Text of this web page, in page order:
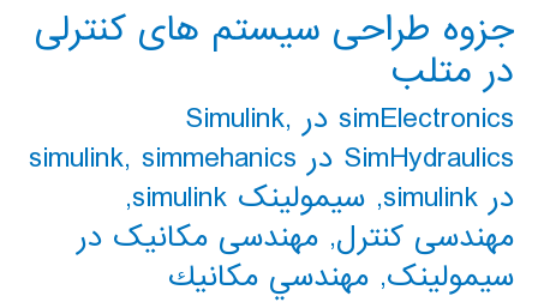
جزوه طراحی سیستم های کنترلی
در متلب
simElectronics در Simulink
,
SimHydraulics در simulink
, simmehanics
در simulink
, سیمولینک simulink
,
مهندسی کنترل, مهندسی مکانیک در
سیمولینک, مهندسي مكانيك